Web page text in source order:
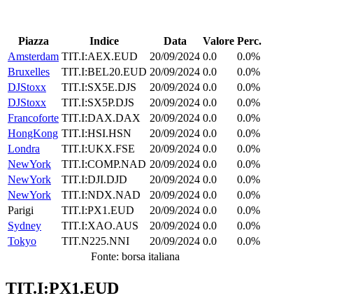
Piazza Indice Data Valore Perc.
Amsterdam TIT.I:AEX.EUD 20/09/2024 0.0
0.0%
Bruxelles
TIT.I:BEL20.EUD 20/09/2024 0.0
0.0%
DJStoxx
TIT.I:SX5E.DJS 20/09/2024 0.0
0.0%
DJStoxx
TIT.I:SX5P.DJS 20/09/2024 0.0
0.0%
Francoforte TIT.I:DAX.DAX 20/09/2024 0.0
0.0%
HongKong TIT.I:HSI.HSN 20/09/2024 0.0
0.0%
Londra
TIT.I:UKX.FSE 20/09/2024 0.0
0.0%
NewYork
TIT.I:COMP.NAD 20/09/2024 0.0
0.0%
NewYork
TIT.I:DJI.DJD 20/09/2024 0.0
0.0%
NewYork
TIT.I:NDX.NAD 20/09/2024 0.0
0.0%
Parigi
TIT.I:PX1.EUD 20/09/2024 0.0
0.0%
Sydney
TIT.I:XAO.AUS 20/09/2024 0.0
0.0%
Tokyo
TIT.N225.NNI 20/09/2024 0.0
0.0%
Fonte: borsa italiana
TIT.I:PX1.EUD